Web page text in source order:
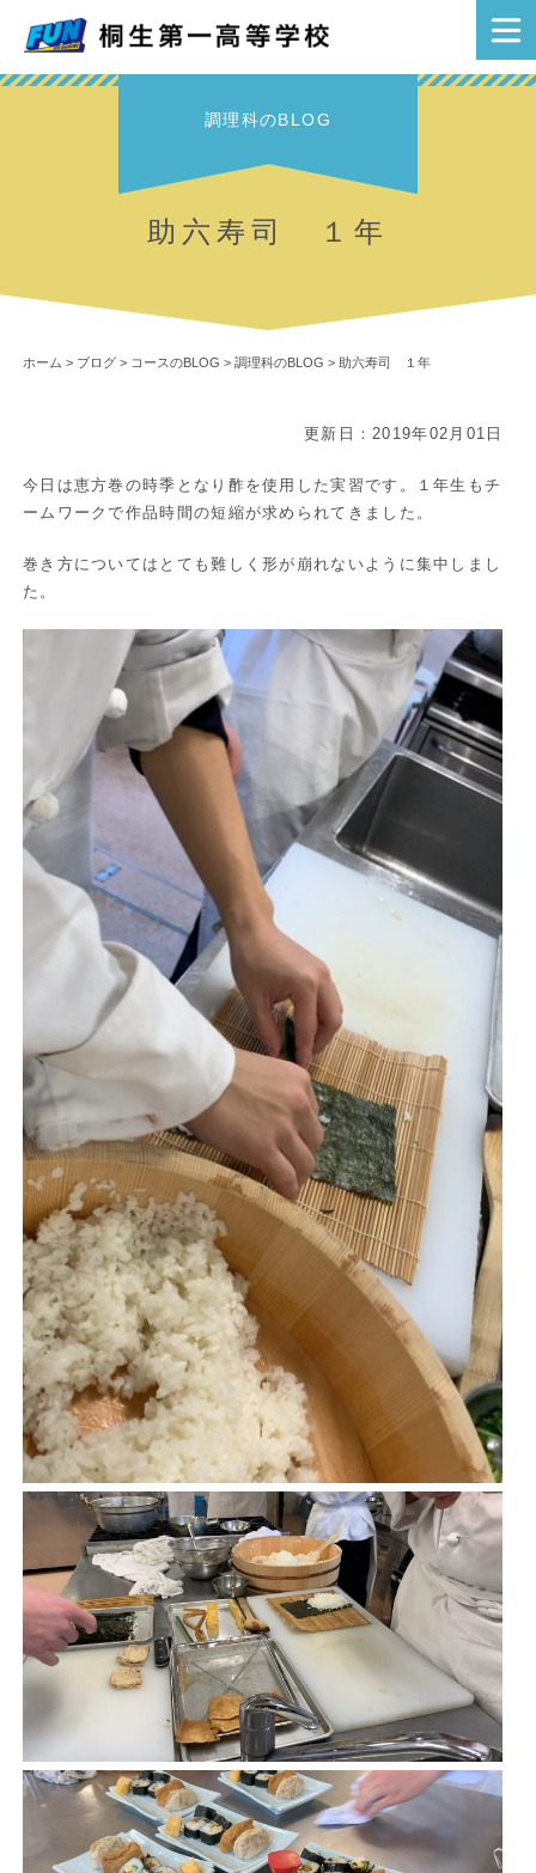
調理科のBLOG
助六寿司 １年
ホーム > ブログ> コースのBLOG > 調理科のBLOG > 助六寿司 １年
更新日：2019年02月01日
今日は恵方巻の時季となり酢を使用した実習です。１年生もチ
ームワークで作品時間の短縮が求められてきました。
巻き方についてはとても難しく形が崩れないように集中しまし
た。